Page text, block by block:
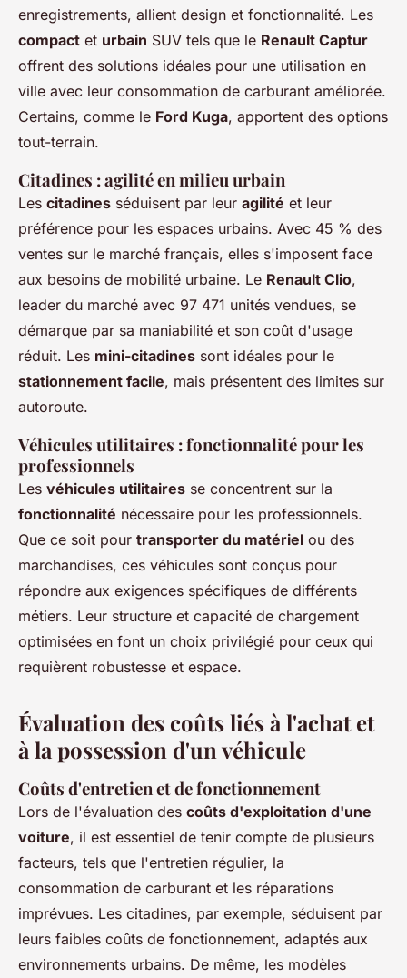
enregistrements, allient design et fonctionnalité. Les
compact et urbain SUV tels que le Renault Captur
offrent des solutions idéales pour une utilisation en
ville avec leur consommation de carburant améliorée.
Certains, comme le Ford Kuga, apportent des options
tout-terrain.
Citadines : agilité en milieu urbain
Les citadines séduisent par leur agilité et leur
préférence pour les espaces urbains. Avec 45 % des
ventes sur le marché français, elles s'imposent face
aux besoins de mobilité urbaine. Le Renault Clio,
leader du marché avec 97 471 unités vendues, se
démarque par sa maniabilité et son coût d'usage
réduit. Les mini-citadines sont idéales pour le
stationnement facile, mais présentent des limites sur
autoroute.
Véhicules utilitaires : fonctionnalité pour les
professionnels
Les véhicules utilitaires se concentrent sur la
fonctionnalité nécessaire pour les professionnels.
Que ce soit pour transporter du matériel ou des
marchandises, ces véhicules sont conçus pour
répondre aux exigences spécifiques de différents
métiers. Leur structure et capacité de chargement
optimisées en font un choix privilégié pour ceux qui
requièrent robustesse et espace.
Évaluation des coûts liés à l'achat et
à la possession d'un véhicule
Coûts d'entretien et de fonctionnement
Lors de l'évaluation des coûts d'exploitation d'une
voiture, il est essentiel de tenir compte de plusieurs
facteurs, tels que l'entretien régulier, la
consommation de carburant et les réparations
imprévues. Les citadines, par exemple, séduisent par
leurs faibles coûts de fonctionnement, adaptés aux
environnements urbains. De même, les modèles